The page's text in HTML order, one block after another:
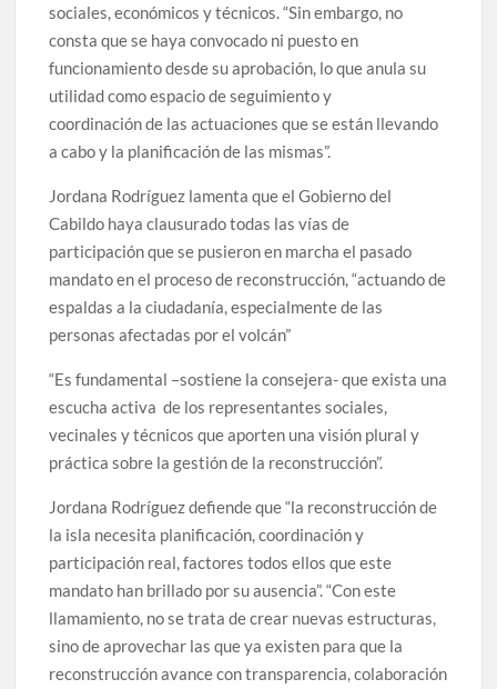
sociales, económicos y técnicos. “Sin embargo, no
consta que se haya convocado ni puesto en
funcionamiento desde su aprobación, lo que anula su
utilidad como espacio de seguimiento y
coordinación de las actuaciones que se están llevando
a cabo y la planificación de las mismas”.
Jordana Rodríguez lamenta que el Gobierno del
Cabildo haya clausurado todas las vías de
participación que se pusieron en marcha el pasado
mandato en el proceso de reconstrucción, “actuando de
espaldas a la ciudadanía, especialmente de las
personas afectadas por el volcán”
“Es fundamental –sostiene la consejera- que exista una
escucha activa de los representantes sociales,
vecinales y técnicos que aporten una visión plural y
práctica sobre la gestión de la reconstrucción”.
Jordana Rodríguez defiende que “la reconstrucción de
la isla necesita planificación, coordinación y
participación real, factores todos ellos que este
mandato han brillado por su ausencia”. “Con este
llamamiento, no se trata de crear nuevas estructuras,
sino de aprovechar las que ya existen para que la
reconstrucción avance con transparencia, colaboración